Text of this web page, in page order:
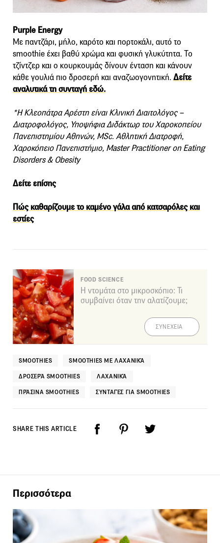
Purple Energy
Με παντζάρι, μήλο, καρότο και πορτοκάλι, αυτό το
smoothie έχει βαθύ χρώμα και φυσική γλυκύτητα. Το
τζίντζερ και ο κουρκουμάς δίνουν ένταση και κάνουν
κάθε γουλιά πιο δροσερή και αναζωογονητική. Δείτε
αναλυτικά τη συνταγή εδώ.
*Η Κλεοπάτρα Αρέστη είναι Κλινική Διαιτολόγος –
Διατροφολόγος, Υποψήφια Διδάκτωρ του Χαροκοπείου
Πανεπιστημίου Αθηνών, MSc. Αθλητική Διατροφή,
Χαροκόπειο Πανεπιστήμιο, Master Practitioner on Eating
Disorders & Obesity
Δείτε επίσης
Πώς καθαρίζουμε το καμένο γάλα από κατσαρόλες και
εστίες
FOOD SCIENCE
Η ντομάτα στο μικροσκόπιο: Τι
συμβαίνει όταν την αλατίζουμε;
ΣΥΝΕΧΕΙΑ
SMOOTHIES SMOOTHIES ΜΕ ΛΑΧΑΝΙΚΆ
ΔΡΟΣΕΡΆ SMOOTHIES ΛΑΧΑΝΙΚΆ
ΠΡΆΣΙΝΑ SMOOTHIES ΣΥΝΤΑΓΈΣ ΓΙΑ SMOOTHIES
SHARE THIS ARTICLE
Περισσότερα